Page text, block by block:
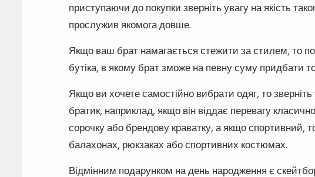
приступаючи до покупки зверніть увагу на якість
прослужив якомога довше.
Якщо ваш брат намагається стежити за стилем, то
бутіка, в якому брат зможе на певну суму придбати
Якщо ви хочете самостійно вибрати одяг, то
братик, наприклад, якщо він віддає перевагу
сорочку або брендову краватку, а якщо спортивний,
балахонах, рюкзаках або спортивних костюмах.
Відмінним подарунком на день народження є